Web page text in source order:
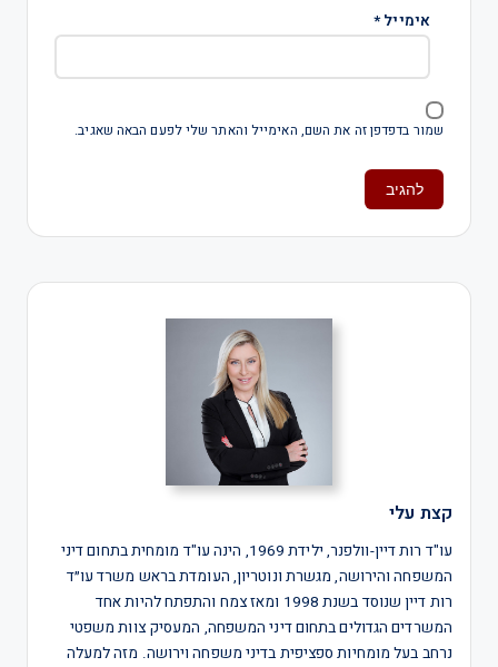
אימייל*
שמור בדפדפן זה את השם, האימייל והאתר שלי לפעם הבאה שאגיב.
קצת עלי
עו"ד רות דיין-וולפנר, ילידת 1969, הינה עו"ד מומחית בתחום דיני
המשפחה והירושה, מגשרת ונוטריון, העומדת בראש משרד עו״ד
רות דיין שנוסד בשנת 1998 ומאז צמח והתפתח להיות אחד
המשרדים הגדולים בתחום דיני המשפחה, המעסיק צוות משפטי
נרחב בעל מומחיות ספציפית בדיני משפחה וירושה. מזה למעלה